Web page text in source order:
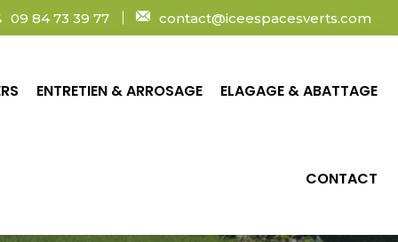
09 84 73 39 77 contact@iceespacesverts.com
ENTRETIEN & ARROSAGE ELAGAGE & ABATTAGE
CONTACT